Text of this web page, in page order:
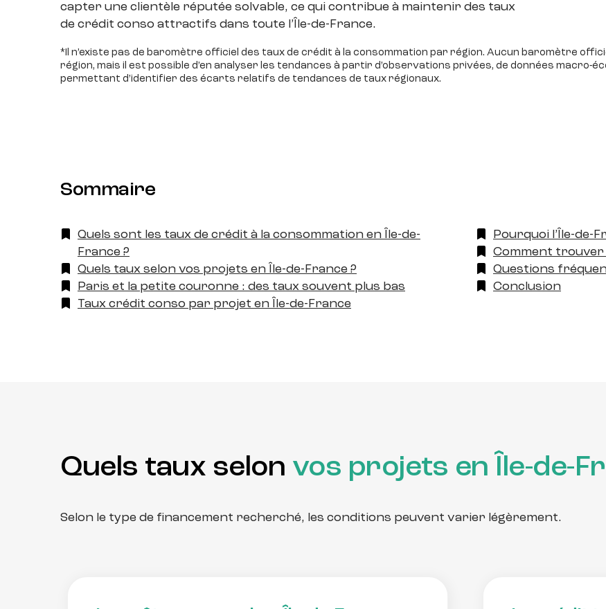
capter une clientèle réputée solvable, ce qui contribue à maintenir des taux
de crédit conso attractifs dans toute l’Île-de-France.
*Il n’existe pas de baromètre officiel des taux de crédit à la consommation par région. Aucun baromètre
région, mais il est possible d’en analyser les tendances à partir d’observations privées, de données
permettant d’identifier des écarts relatifs de tendances de taux régionaux.
Sommaire
Quels sont les taux de crédit à la consommation en Île-de-
France ?
Quels taux selon vos projets en Île-de-France ?
Paris et la petite couronne : des taux souvent plus bas
Taux crédit conso par projet en Île-de-France
Pourquoi l’Île-de-
Comment trouver
Questions
Conclusion
Quels taux selon vos projets en Île-de-
Selon le type de financement recherché, les conditions peuvent varier légèrement.